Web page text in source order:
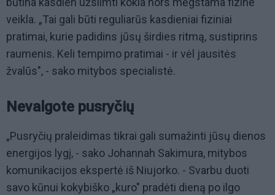
veikla. „Tai gali būti reguliarūs kasdieniai fiziniai
pratimai, kurie padidins jūsų širdies ritmą, sustiprins
raumenis. Keli tempimo pratimai - ir vėl jausitės
žvalūs", - sako mitybos specialistė.
Nevalgote pusryčių
„Pusryčių praleidimas tikrai gali sumažinti jūsų dienos
energijos lygį, - sako Johannah Sakimura, mitybos
komunikacijos ekspertė iš Niujorko. - Svarbu duoti
savo kūnui kokybiško „kuro" pradėti dieną po ilgo